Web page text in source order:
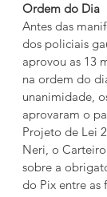
Ordem do Dia
Antes das
dos policiais
aprovou as 13
na ordem do
unanimidade,
aprovaram o
Projeto de Lei
Neri, o
sobre a
do Pix entre as